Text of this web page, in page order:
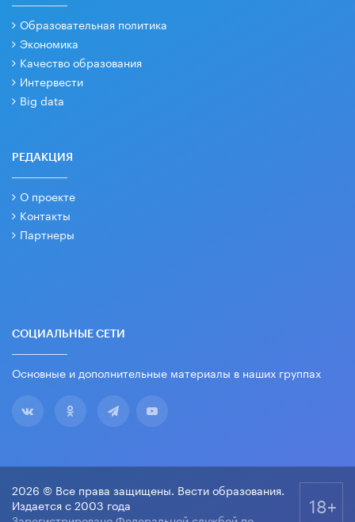
Образовательная политика
Экономика
Качество образования
Интервести
Big data
РЕДАКЦИЯ
О проекте
Контакты
Партнеры
СОЦИАЛЬНЫЕ СЕТИ
Основные и дополнительные материалы в наших группах
2026 © Все права защищены. Вести образования.
Издается с 2003 года
18+